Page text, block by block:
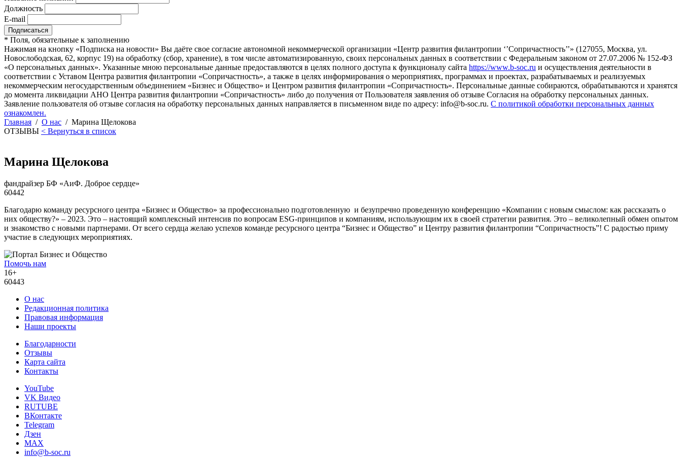
Должность
E-mail
* Поля, обязательные к заполнению
Нажимая на кнопку «Подписка на новости» Вы даёте свое согласие автономной некоммерческой организации «Центр развития филантропии ‘’Сопричастность’’» (127055, Москва, ул.
Новослободская, 62, корпус 19) на обработку (сбор, хранение), в том числе автоматизированную, своих персональных данных в соответствии с Федеральным законом от 27.07.2006 № 152-ФЗ
«О персональных данных». Указанные мною персональные данные предоставляются в целях полного доступа к функционалу сайта https://www.b-soc.ru и осуществления деятельности в
соответствии с Уставом Центра развития филантропии «Сопричастность», а также в целях информирования о мероприятиях, программах и проектах, разрабатываемых и реализуемых
некоммерческим негосударственным объединением «Бизнес и Общество» и Центром развития филантропии «Сопричастность». Персональные данные собираются, обрабатываются и хранятся
до момента ликвидации АНО Центра развития филантропии «Сопричастность» либо до получения от Пользователя заявления об отзыве Согласия на обработку персональных данных.
Заявление пользователя об отзыве согласия на обработку персональных данных направляется в письменном виде по адресу: info@b-soc.ru. С политикой обработки персональных данных
ознакомлен.
Главная / О нас / Марина Щелокова
ОТЗЫВЫ < Вернуться в список
Марина Щелокова
фандрайзер БФ «АиФ. Доброе сердце»
60442
Благодарю команду ресурсного центра «Бизнес и Общество» за профессионально подготовленную и безупречно проведенную конференцию «Компании с новым смыслом: как рассказать о
них обществу?» – 2023. Это – настоящий комплексный интенсив по вопросам ESG-принципов и компаниям, использующим их в своей стратегии развития. Это – великолепный обмен опытом
и знакомство с новыми партнерами. От всего сердца желаю успехов команде ресурсного центра “Бизнес и Общество” и Центру развития филантропии “Сопричастность”! С радостью приму
участие в следующих мероприятиях.
Помочь нам
16+
60443
О нас
Редакционная политика
Правовая информация
Наши проекты
Благодарности
Отзывы
Карта сайта
Контакты
YouTube
VK Видео
RUTUBE
ВКонтакте
Telegram
Дзен
MAX
info@b-soc.ru